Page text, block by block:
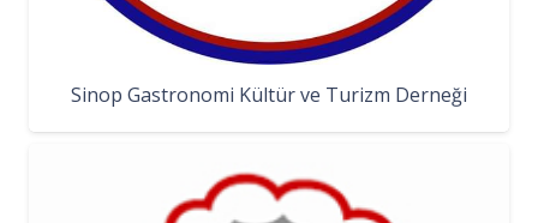
Sinop Gastronomi Kültür ve Turizm Derneği